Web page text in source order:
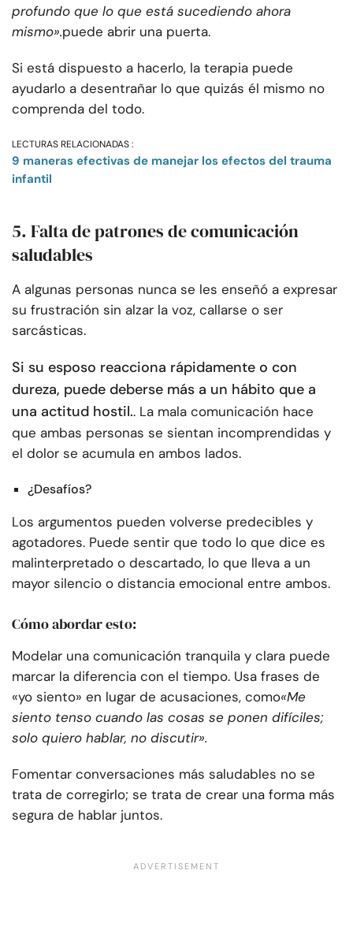
profundo que lo que está sucediendo ahora
mismo».puede abrir una puerta.
Si está dispuesto a hacerlo, la terapia puede
ayudarlo a desentrañar lo que quizás él mismo no
comprenda del todo.
LECTURAS RELACIONADAS :
9 maneras efectivas de manejar los efectos del trauma
infantil
5. Falta de patrones de comunicación
saludables
A algunas personas nunca se les enseñó a expresar
su frustración sin alzar la voz, callarse o ser
sarcásticas.
Si su esposo reacciona rápidamente o con
dureza, puede deberse más a un hábito que a
una actitud hostil.. La mala comunicación hace
que ambas personas se sientan incomprendidas y
el dolor se acumula en ambos lados.
¿Desafíos?
Los argumentos pueden volverse predecibles y
agotadores. Puede sentir que todo lo que dice es
malinterpretado o descartado, lo que lleva a un
mayor silencio o distancia emocional entre ambos.
Cómo abordar esto:
Modelar una comunicación tranquila y clara puede
marcar la diferencia con el tiempo. Usa frases de
«yo siento» en lugar de acusaciones, como«Me
siento tenso cuando las cosas se ponen difíciles;
solo quiero hablar, no discutir».
Fomentar conversaciones más saludables no se
trata de corregirlo; se trata de crear una forma más
segura de hablar juntos.